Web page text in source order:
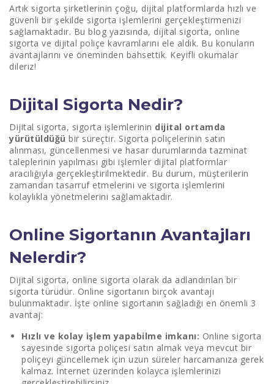
4. Sağlık Sigortası
Dijital Sigortanın Artıları
Dijital Sigorta Altyapısını Nasıl Sağlarım?
Sigorta Hizmetlerinde Dijitalleşmenin Geleceği
Artık sigorta şirketlerinin çoğu, dijital platformlarda hızlı ve
güvenli bir şekilde sigorta işlemlerini gerçekleştirmenizi
sağlamaktadır. Bu blog yazısında, dijital sigorta, online
sigorta ve dijital poliçe kavramlarını ele aldık. Bu konuların
avantajlarını ve öneminden bahsettik. Keyifli okumalar
dileriz!
Dijital Sigorta Nedir?
Dijital sigorta, sigorta işlemlerinin dijital ortamda
yürütüldüğü bir süreçtir. Sigorta poliçelerinin satın
alınması, güncellenmesi ve hasar durumlarında tazminat
taleplerinin yapılması gibi işlemler dijital platformlar
aracılığıyla gerçekleştirilmektedir. Bu durum, müşterilerin
zamandan tasarruf etmelerini ve sigorta işlemlerini
kolaylıkla yönetmelerini sağlamaktadır.
Online Sigortanın Avantajları
Nelerdir?
Dijital sigorta, online sigorta olarak da adlandırılan bir
sigorta türüdür. Online sigortanın birçok avantajı
bulunmaktadır. İşte online sigortanın sağladığı en önemli 3
avantaj:
Hızlı ve kolay işlem yapabilme imkanı: Online sigorta
sayesinde sigorta poliçesi satın almak veya mevcut bir
poliçeyi güncellemek için uzun süreler harcamanıza gerek
kalmaz. İnternet üzerinden kolayca işlemlerinizi